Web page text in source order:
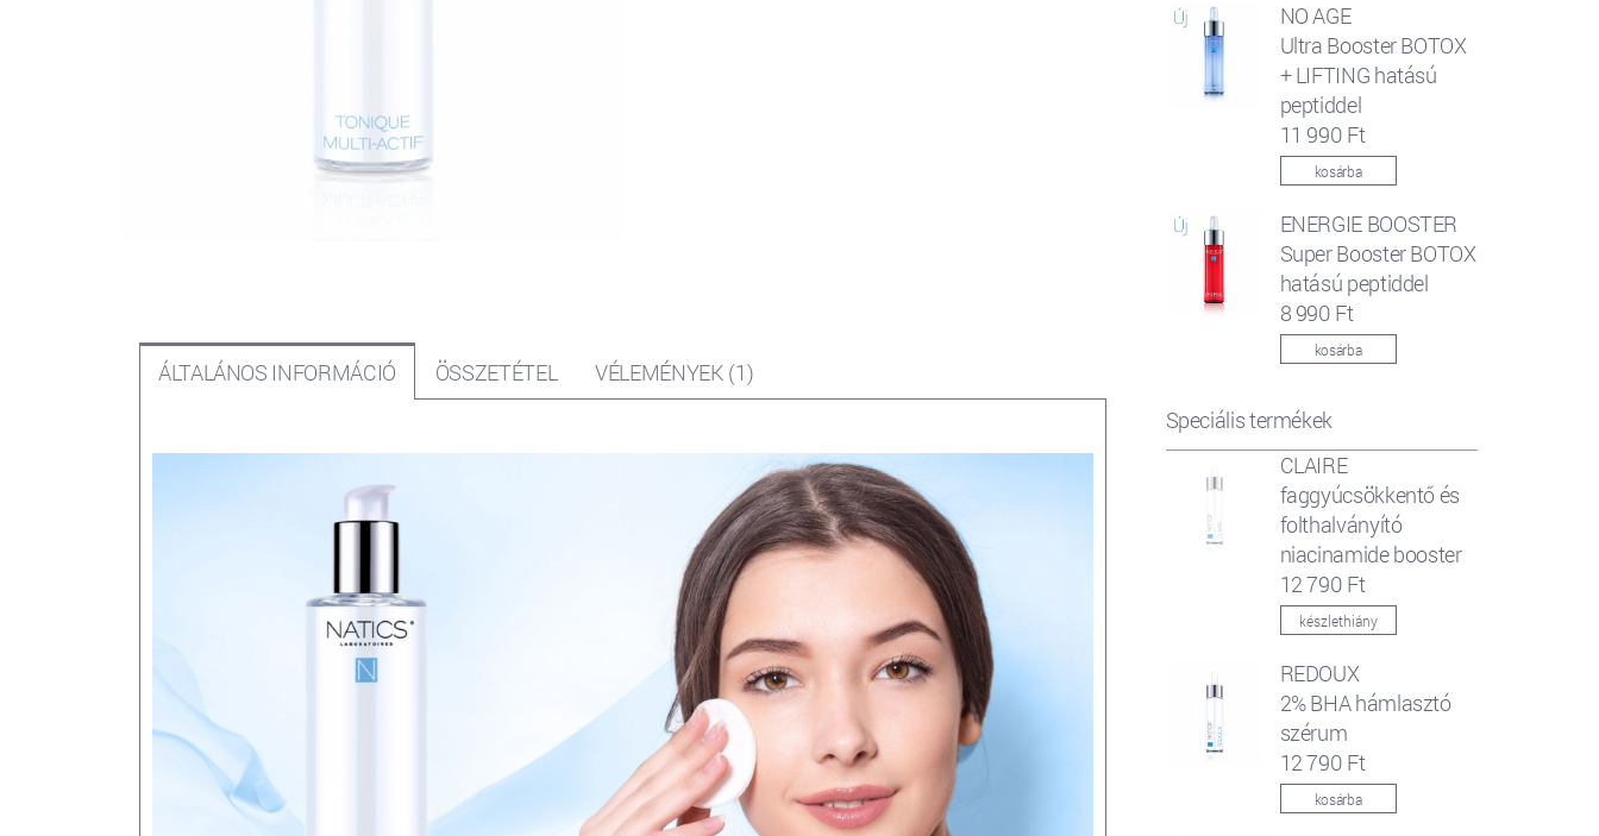
ÁLTALÁNOS INFORMÁCIÓ ÖSSZETÉTEL VÉLEMÉNYEK (1)
NO AGE
Ultra Booster BOTOX
+ LIFTING hatású
peptiddel
11 990 Ft
kosárba
ENERGIE BOOSTER
Super Booster BOTOX
hatású peptiddel
8 990 Ft
kosárba
Speciális termékek
CLAIRE
faggyúcsökkentő és
folthalványító
niacinamide booster
12 790 Ft
készlethiány
REDOUX
2% BHA hámlasztó
szérum
12 790 Ft
kosárba